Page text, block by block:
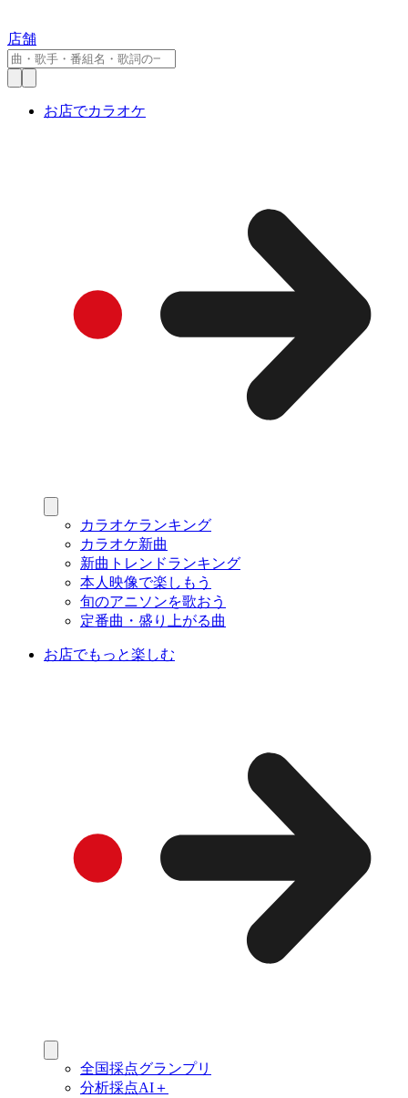
店舗
お店でカラオケ
カラオケランキング
カラオケ新曲
新曲トレンドランキング
本人映像で楽しもう
旬のアニソンを歌おう
定番曲・盛り上がる曲
お店でもっと楽しむ
全国採点グランプリ
分析採点AI＋